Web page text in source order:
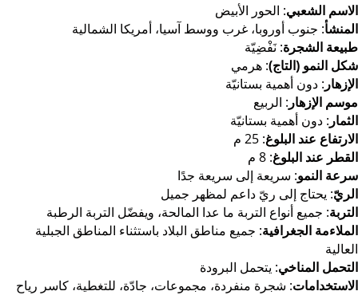
الاسم الشعبي: الحور الأبيض
المنشأ: جنوب أوروبا، غرب ووسط آسيا، أمريكا الشمالية
طبيعة الشجرة: نَفْضِيّة
شكل النمو (التاج): هرمي
الإزهار : دون أهمية بستانيّة
موسم الإزهار : الربيع
الثمار : دون أهمية بستانيّة
الارتفاع عند البلوغ: 25 م
القطر عند البلوغ: 8 م
سرعة النمو: سريعة إلى سريعة جدًا
الريّ: يحتاج إلى ريّ داعم لمظهر جميل
التربة: جميع أنواع التربة ما عدا المالحة، ويفضّل التربة الرطبة
الملاءمة الجغرافية: جميع مناطق البلاد باستثناء المناطق الجبلية
العالية
التحمل المناخي: يتحمل البرودة
الاستخدامات: شجرة منفردة، مجموعات، جادّة، للتغطية، كاسر رياح